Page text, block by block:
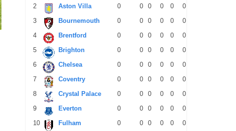
2
Aston Villa 0 0 0 0 0 0
3
Bournemouth 0 0 0 0 0 0
4
Brentford 0 0 0 0 0 0
5
Brighton 0 0 0 0 0 0
6
Chelsea 0 0 0 0 0 0
7
Coventry 0 0 0 0 0 0
8
Crystal Palace 0 0 0 0 0 0
9
Everton 0 0 0 0 0 0
10
Fulham 0 0 0 0 0 0